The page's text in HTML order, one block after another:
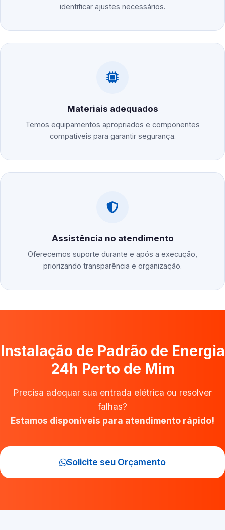
identificar ajustes necessários.
Materiais adequados
Temos equipamentos apropriados e componentes
compatíveis para garantir segurança.
Assistência no atendimento
Oferecemos suporte durante e após a execução,
priorizando transparência e organização.
Instalação de Padrão de Energia
24h Perto de Mim
Precisa adequar sua entrada elétrica ou resolver
falhas?
Estamos disponíveis para atendimento rápido!
Solicite seu Orçamento